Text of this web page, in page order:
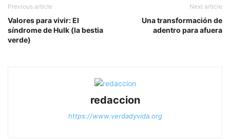
Previous article
Valores para vivir: El
síndrome de Hulk (la bestia
verde)
Next article
Una transformación de
adentro para afuera
redaccion
https://www.verdadyvida.org